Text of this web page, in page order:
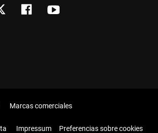
Marcas comerciales
Impressum Preferencias sobre cookies